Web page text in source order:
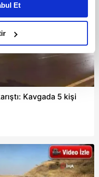
Bunu yaparken
deneyimi sunmak
sunabilmek adına
ve bu noktada,
noktasında tek gelir
isteriz.
kişilere ait çerezler
çeşitli kişisel
olan çerezler bilgi
Et
Kavgada 5 kişi